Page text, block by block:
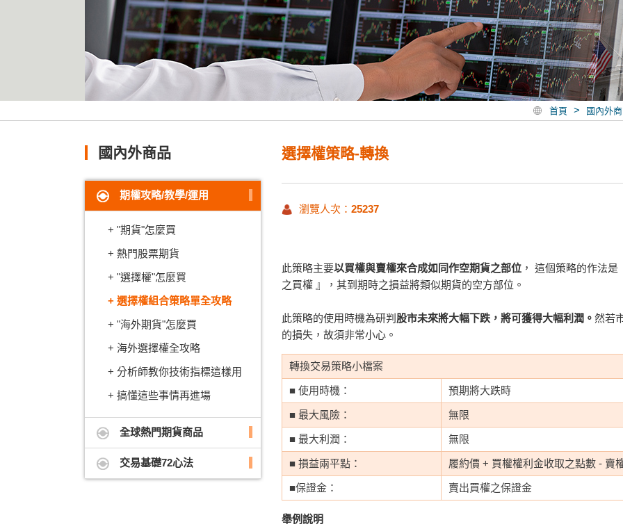
首頁 > 國內外
國內外商品
期權攻略/教學/運用
"期貨"怎麼買
熱門股票期貨
"選擇權"怎麼買
選擇權組合策略單全攻略
"海外期貨"怎麼買
海外選擇權全攻略
分析師教你技術指標這樣用
搞懂這些事情再進場
全球熱門期貨商品
交易基礎72心法
選擇權策略-轉換
瀏覽人次： 25237
此策略主要以買權與賣權來合成如同作空期貨之部位， 這個策略的作法是
之買權 』，其到期時之損益將類似期貨的空方部位。
此策略的使用時機為研判 股市未來將大幅下跌，將可獲得大幅利潤。 然若
的損失，故須非常小心。
轉換交易策略小檔案
■ 使用時機： 預期將大跌時
■ 最大風險： 無限
■ 最大利潤： 無限
■ 損益兩平點： 履約價 + 買權權利金收取之點數 - 賣
■保證金： 賣出買權之保證金
舉例說明